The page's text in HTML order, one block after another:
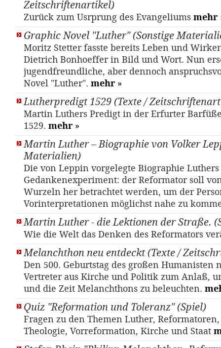
Zeitschriftenartikel)
Zurück zum Usrprung des Evangeliums mehr
Graphic Novel "Luther" (Sonstige
Moritz Stetter fasste bereits Leben und
Dietrich Bonhoeffer in Bild und Wort. Nun
jugendfreundliche, aber dennoch
Novel "Luther". mehr »
Lutherpredigt 1529 (Texte /
Martin Luthers Predigt in der Erfurter
1529. mehr »
Martin Luther – Biographie von Volker
Materialien)
Die von Leppin vorgelegte Biographie
Gedankenexperiment: der Reformator soll
Wurzeln her betrachtet werden, um der
Vorinterpretationen möglichst nahe zu
Martin Luther - die Lektionen der Straße.
Wie die Welt das Denken des Reformators
Melanchthon neu entdeckt (Texte /
Den 500. Geburtstag des großen Humanisten
Vertreter aus Kirche und Politik zum Anlaß,
und die Zeit Melanchthons zu beleuchten.
Quiz "Reformation und Toleranz" (Spiel)
Fragen zu den Themen Luther,
Theologie, Vorreformation, Kirche und Staat